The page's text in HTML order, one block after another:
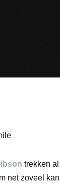
trekken
net zoveel